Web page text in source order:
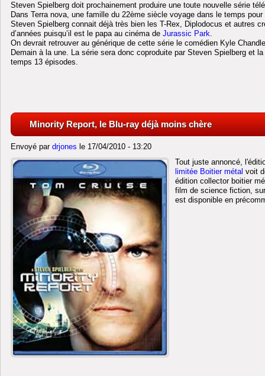
Steven Spielberg doit prochainement produire une toute nouvelle série
Dans Terra nova, une famille du 22ème siècle voyage dans le temps
Steven Spielberg connait déjà très bien les T-Rex, Diplodocus et autres
d’années puisqu’il est le papa au cinéma de Jurassic Park.
On devrait retrouver au générique de cette série le comédien Kyle
Demain à la une. La série sera donc coproduite par Steven Spielberg et
temps 13 épisodes.
Minority Report, le Blu-ray déjà moins chère
Envoyé par drjones le 17/04/2010 - 13:20
Tout juste annoncé,
limitée Boitier métal voit
édition collector boitier
film de science fiction,
est disponible en